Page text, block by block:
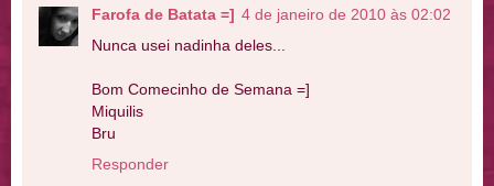
Farofa de Batata =] 4 de janeiro de 2010 às 02:02
Nunca usei nadinha deles...
Bom Comecinho de Semana =]
Miquilis
Bru
Responder